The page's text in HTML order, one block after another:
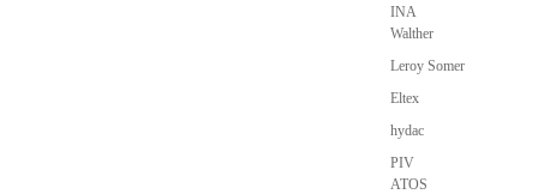
INA
Walther
Leroy Somer
Eltex
hydac
PIV
ATOS